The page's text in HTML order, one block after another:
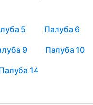
5 Палуба 6
9